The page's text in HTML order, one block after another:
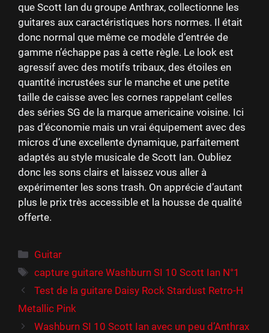
que Scott Ian du groupe Anthrax, collectionne les
guitares aux caractéristiques hors normes. Il était
donc normal que même ce modèle d’entrée de
gamme n’échappe pas à cette règle. Le look est
agressif avec des motifs tribaux, des étoiles en
quantité incrustées sur le manche et une petite
taille de caisse avec les cornes rappelant celles
des séries SG de la marque americaine voisine. Ici
pas d’économie mais un vrai équipement avec des
micros d’une excellente dynamique, parfaitement
adaptés au style musicale de Scott Ian. Oubliez
donc les sons clairs et laissez vous aller à
expérimenter les sons trash. On apprécie d’autant
plus le prix très accessible et la housse de qualité
offerte.
Catégories
Guitar
Étiquettes
capture guitare Washburn SI 10 Scott Ian N°1
Test de la guitare Daisy Rock Stardust Retro-H
Metallic Pink
Washburn SI 10 Scott Ian avec un peu d’Anthrax